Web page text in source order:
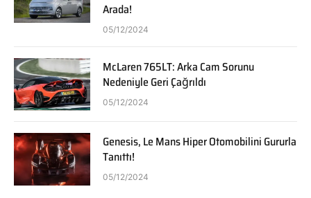
Arada!
05/12/2024
McLaren 765LT: Arka Cam Sorunu
Nedeniyle Geri Çağrıldı
05/12/2024
Genesis, Le Mans Hiper Otomobilini Gururla
Tanıttı!
05/12/2024